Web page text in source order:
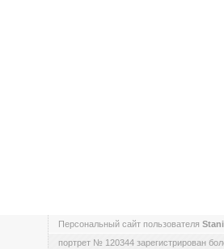
Персональный сайт пользователя
портрет № 120344 зарегистрирован